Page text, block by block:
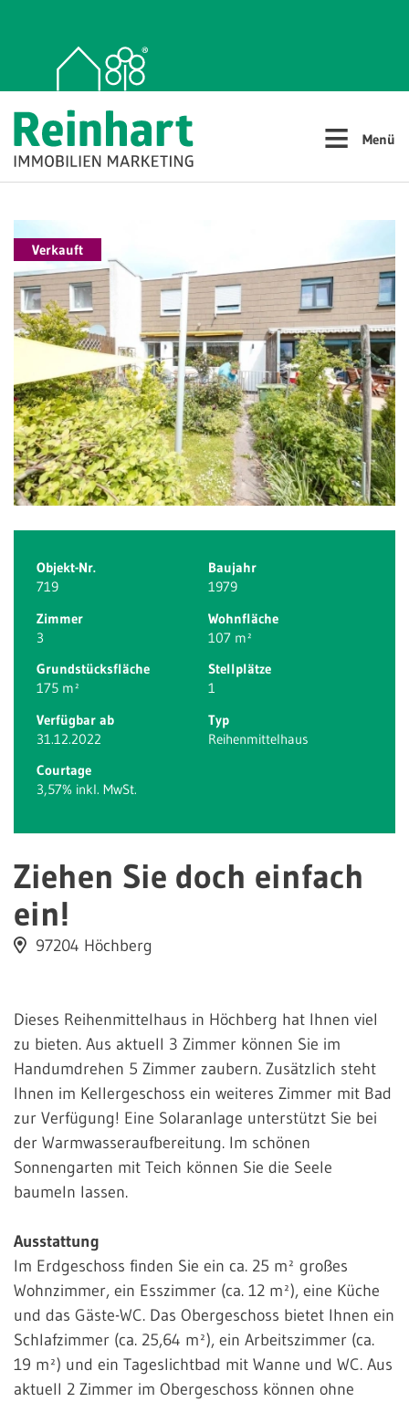
≡ Menü
Verkauft
Objekt-Nr.
719
Baujahr
1979
Zimmer
3
Wohnfläche
107 m²
Grundstücksfläche
175 m²
Stellplätze
1
Verfügbar ab
31.12.2022
Typ
Reihenmittelhaus
Courtage
3,57% inkl. MwSt.
Ziehen Sie doch einfach
ein!
97204 Höchberg
Dieses Reihenmittelhaus in Höchberg hat Ihnen viel
zu bieten. Aus aktuell 3 Zimmer können Sie im
Handumdrehen 5 Zimmer zaubern. Zusätzlich steht
Ihnen im Kellergeschoss ein weiteres Zimmer mit Bad
zur Verfügung! Eine Solaranlage unterstützt Sie bei
der Warmwasseraufbereitung. Im schönen
Sonnengarten mit Teich können Sie die Seele
baumeln lassen.
Ausstattung
Im Erdgeschoss finden Sie ein ca. 25 m² großes
Wohnzimmer, ein Esszimmer (ca. 12 m²), eine Küche
und das Gäste-WC. Das Obergeschoss bietet Ihnen ein
Schlafzimmer (ca. 25,64 m²), ein Arbeitszimmer (ca.
19 m²) und ein Tageslichtbad mit Wanne und WC. Aus
aktuell 2 Zimmer im Obergeschoss können ohne